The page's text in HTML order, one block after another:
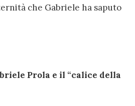
che Gabriele ha saputo
Prola e il “calice della